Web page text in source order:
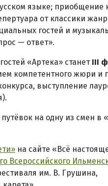
языке;
от классики
гостей и
— ответ».
«Артека» станет III
компетентного жюри и
выступление
на одну из смен
на сайте «Всё
Всероссийского
им. В. Грушина,